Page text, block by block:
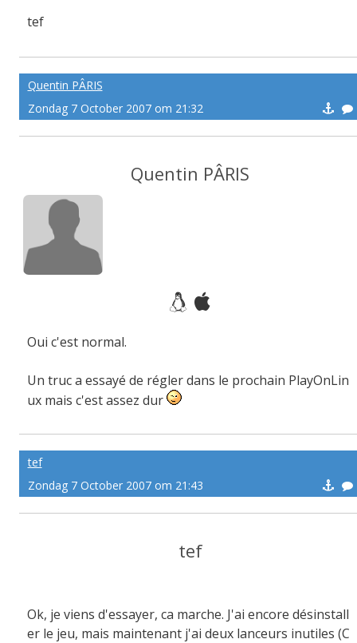
tef
Quentin PÂRIS
Zondag 7 October 2007 om 21:32
Quentin PÂRIS
Oui c'est normal.
Un truc a essayé de régler dans le prochain PlayOnLin
ux mais c'est assez dur
tef
Zondag 7 October 2007 om 21:43
tef
Ok, je viens d'essayer, ca marche. J'ai encore désinstall
er le jeu, mais maintenant j'ai deux lanceurs inutiles (C